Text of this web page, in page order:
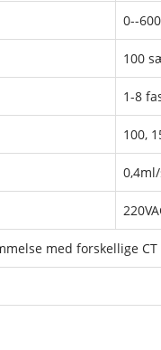
0--
100
1-8
100,
med forskellige